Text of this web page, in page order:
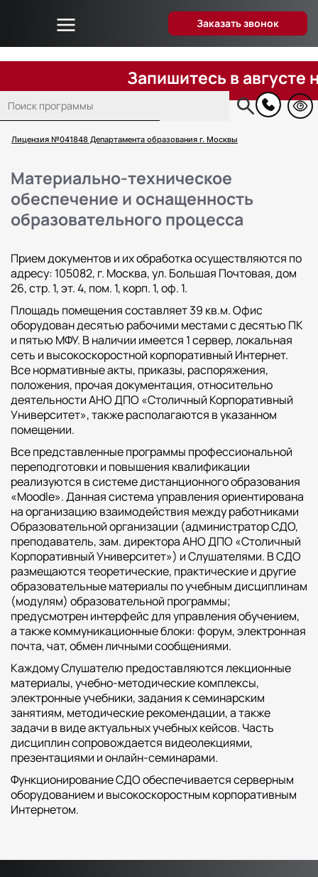
Лицензия №041848 Департамента образования г. Москвы
Заказать звонок
Основная
навигация
Об университете
Дистанционное образование
Преподаватели
Вопрос-ответ
Акции и скидки
Способы оплаты
Поступающим
Контакты
Факультет физической культуры и спорта
Юридический факультет
Факультет менеджмента и экономики
Факультет педагогики
Факультет психологии
Факультет рекламы и связей с общественностью
Факультет социальной работы
Факультет физической культуры и спорта
Юридический факультет
Факультет менеджмента и экономики
Факультет педагогики
Факультет психологии
Факультет рекламы и связей с общественностью
Факультет социальной работы
Запишитесь в августе
Материально-техническое
обеспечение и оснащенность
образовательного процесса
Прием документов и их обработка осуществляются по
адресу: 105082, г. Москва, ул. Большая Почтовая, дом
26, стр. 1, эт. 4, пом. 1, корп. 1, оф. 1.
Площадь помещения составляет 39 кв.м. Офис
оборудован десятью рабочими местами с десятью ПК
и пятью МФУ. В наличии имеется 1 сервер, локальная
сеть и высокоскоростной корпоративный Интернет.
Все нормативные акты, приказы, распоряжения,
положения, прочая документация, относительно
деятельности АНО ДПО «Столичный Корпоративный
Университет», также располагаются в указанном
помещении.
Все представленные программы профессиональной
переподготовки и повышения квалификации
реализуются в системе дистанционного образования
«Moodle». Данная система управления ориентирована
на организацию взаимодействия между работниками
Образовательной организации (администратор СДО,
преподаватель, зам. директора АНО ДПО «Столичный
Корпоративный Университет») и Слушателями. В СДО
размещаются теоретические, практические и другие
образовательные материалы по учебным дисциплинам
(модулям) образовательной программы;
предусмотрен интерфейс для управления обучением,
а также коммуникационные блоки: форум, электронная
почта, чат, обмен личными сообщениями.
Каждому Слушателю предоставляются лекционные
материалы, учебно-методические комплексы,
электронные учебники, задания к семинарским
занятиям, методические рекомендации, а также
задачи в виде актуальных учебных кейсов. Часть
дисциплин сопровождается видеолекциями,
презентациями и онлайн-семинарами.
Функционирование СДО обеспечивается серверным
оборудованием и высокоскоростным корпоративным
Интернетом.